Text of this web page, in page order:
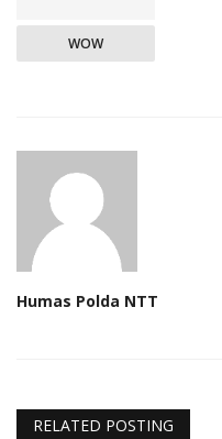
WOW
Humas Polda NTT
RELATED POSTING